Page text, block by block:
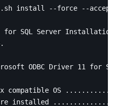
install --force --
for SQL Server
ODBC Driver 11 for
compatible OS
are installed